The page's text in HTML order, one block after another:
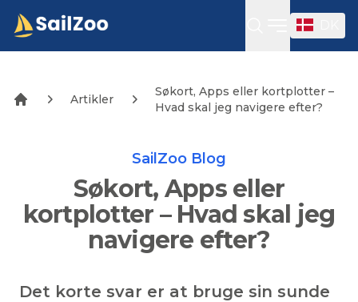
Open
Artikler
Søkort, Apps eller kortplotter –
Hvad skal jeg navigere efter?
SailZoo Blog
Søkort, Apps eller
kortplotter – Hvad skal jeg
navigere efter?
Det korte svar er at bruge sin sunde